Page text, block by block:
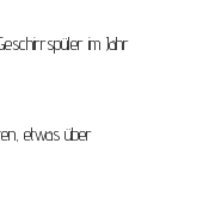
im Jahr
etwas über